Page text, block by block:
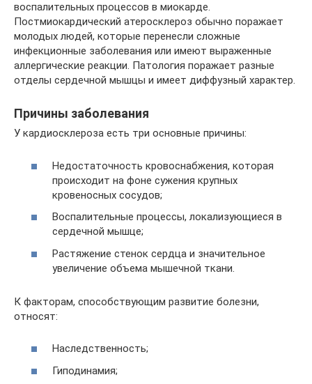
воспалительных процессов в миокарде.
Постмиокардический атеросклероз обычно поражает
молодых людей, которые перенесли сложные
инфекционные заболевания или имеют выраженные
аллергические реакции. Патология поражает разные
отделы сердечной мышцы и имеет диффузный характер.
Причины заболевания
У кардиосклероза есть три основные причины:
Недостаточность кровоснабжения, которая
происходит на фоне сужения крупных
кровеносных сосудов;
Воспалительные процессы, локализующиеся в
сердечной мышце;
Растяжение стенок сердца и значительное
увеличение объема мышечной ткани.
К факторам, способствующим развитие болезни,
относят:
Наследственность;
Гиподинамия;